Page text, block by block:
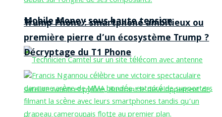
Mobile Money sous haute tension
Trump Phone : smartphone ambitieux ou
première pierre d’un écosystème Trump ?
Décryptage du T1 Phone